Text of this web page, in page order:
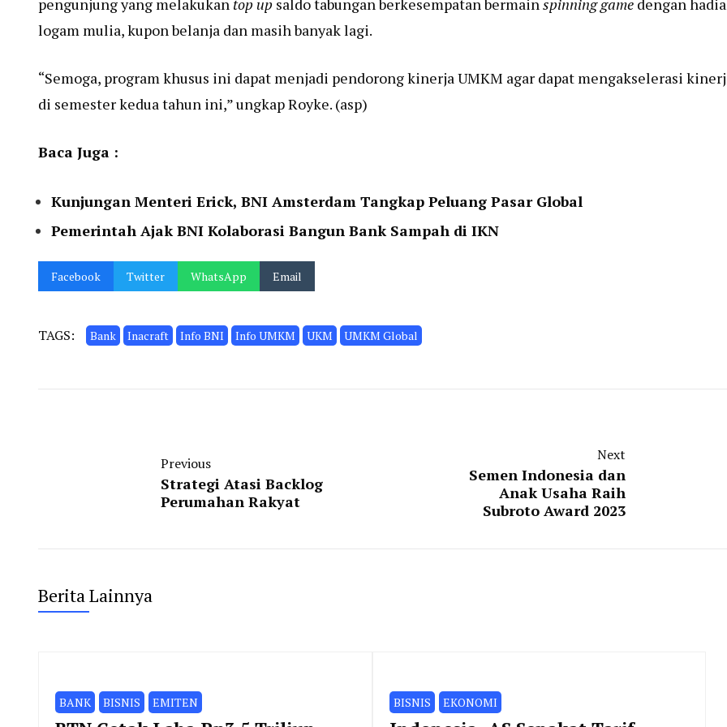
logam mulia, kupon belanja dan masih banyak lagi.
“Semoga, program khusus ini dapat menjadi pendorong kinerja UMKM agar dapat mengakselerasi
di semester kedua tahun ini,” ungkap Royke. (asp)
Baca Juga :
Kunjungan Menteri Erick, BNI Amsterdam Tangkap Peluang Pasar Global
Pemerintah Ajak BNI Kolaborasi Bangun Bank Sampah di IKN
Facebook Twitter WhatsApp Email
TAGS: Bank Inacraft Info BNI Info UMKM UKM UMKM Global
Previous
Strategi Atasi Backlog
Perumahan Rakyat
Next
Semen Indonesia dan
Anak Usaha Raih
Subroto Award 2023
Berita Lainnya
BANK BISNIS EMITEN BISNIS EKONOMI